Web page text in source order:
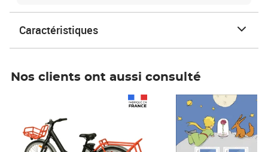
Caractéristiques
Nos clients ont aussi consulté
Prix 7,50€